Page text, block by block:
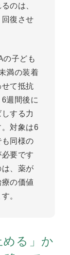
のは、
復させ
の子ども
満の装着
て抵抗
週間後に
する力
対象は6
も同様の
要です
、薬が
の価値
。
める」か